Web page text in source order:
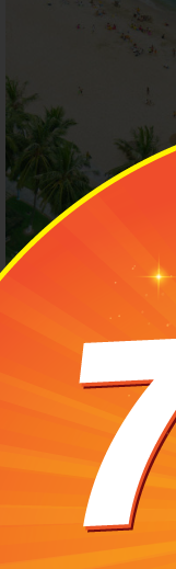
Bãi tắm
2 Hướng
2.1 Đến
Nếu xuất phát từ
như xe máy, xe
thích vì tiện lợi,